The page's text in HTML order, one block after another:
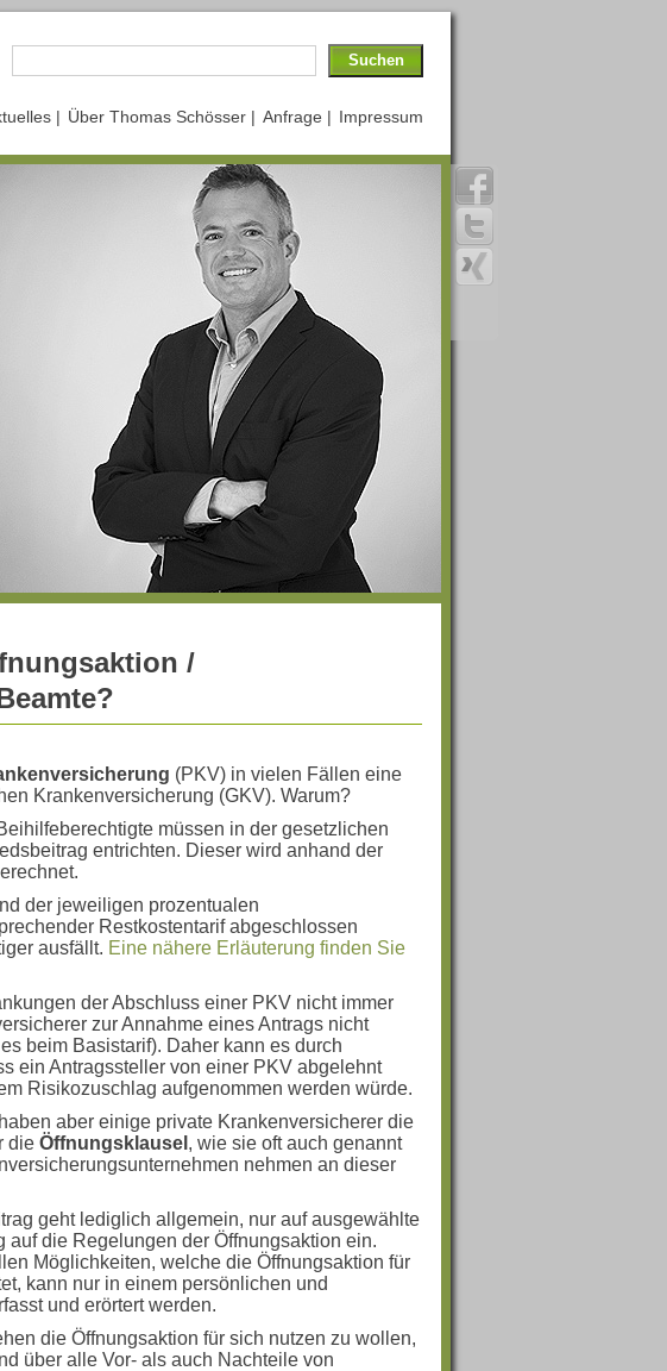
Impressum
Anfrage |
Über Thomas Schösser |
|
/
(PKV) in vielen Fällen eine
Krankenversicherung (GKV). Warum?
müssen in der gesetzlichen
entrichten. Dieser wird anhand der
der jeweiligen prozentualen
Restkostentarif abgeschlossen
ausfällt. Eine nähere Erläuterung finden Sie
der Abschluss einer PKV nicht immer
zur Annahme eines Antrags nicht
beim Basistarif). Daher kann es durch
ein Antragssteller von einer PKV abgelehnt
Risikozuschlag aufgenommen werden würde.
aber einige private Krankenversicherer die
die Öffnungsklausel , wie sie oft auch genannt
nehmen an dieser
geht lediglich allgemein, nur auf ausgewählte
auf die Regelungen der Öffnungsaktion ein.
Möglichkeiten, welche die Öffnungsaktion für
kann nur in einem persönlichen und
und erörtert werden.
die Öffnungsaktion für sich nutzen zu wollen,
über alle Vor- als auch Nachteile von